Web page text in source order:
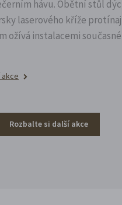
hávu. Obětní stůl
laserového kříže
ožívá instalacemi
Rozbalte si další akce